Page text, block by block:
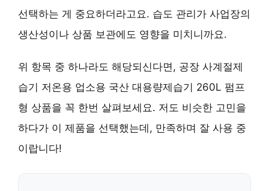
선택하는 게 중요하더라고요. 습도 관리가 사업장의
생산성이나 상품 보관에도 영향을 미치니까요.
위 항목 중 하나라도 해당되신다면, 공장 사계절제
습기 저온용 업소용 국산 대용량제습기 260L 펌프
형 상품을 꼭 한번 살펴보세요. 저도 비슷한 고민을
하다가 이 제품을 선택했는데, 만족하며 잘 사용 중
이랍니다!